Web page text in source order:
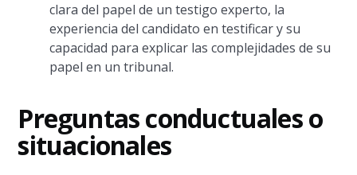
clara del papel de un testigo experto, la
experiencia del candidato en testificar y su
capacidad para explicar las complejidades de su
papel en un tribunal.
Preguntas conductuales o
situacionales